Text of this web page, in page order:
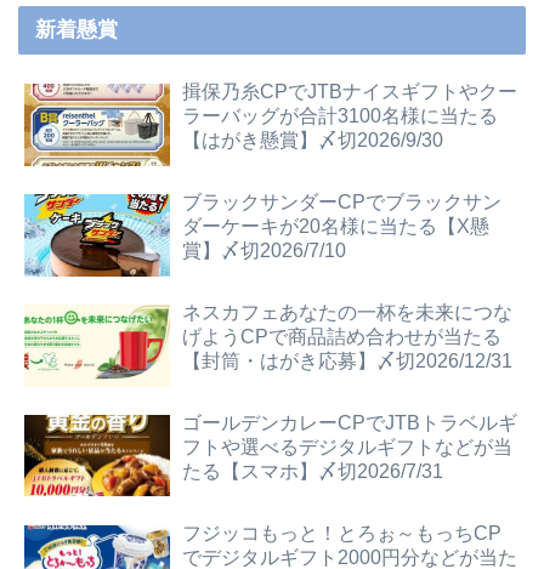
新着懸賞
揖保乃糸CPでJTBナイスギフトやクー
ラーバッグが合計3100名様に当たる
【はがき懸賞】〆切2026/9/30
ブラックサンダーCPでブラックサン
ダーケーキが20名様に当たる【X懸
賞】〆切2026/7/10
ネスカフェあなたの一杯を未来につな
げようCPで商品詰め合わせが当たる
【封筒・はがき応募】〆切2026/12/31
ゴールデンカレーCPでJTBトラベルギ
フトや選べるデジタルギフトなどが当
たる【スマホ】〆切2026/7/31
フジッコもっと！とろぉ～もっちCP
でデジタルギフト2000円分などが当た